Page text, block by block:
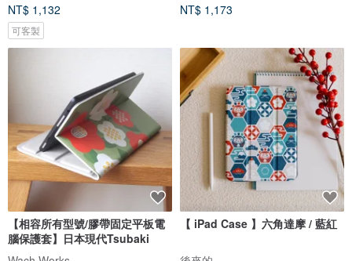
NT$ 1,132
可客製
NT$ 1,173
【相容所有型號/膠帶固定平板電
腦保護套】日本現代Tsubaki
【 iPad Case 】六角達摩 / 藍紅